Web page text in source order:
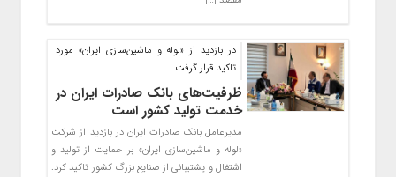
​در بازدید از «لوله و ماشین‌سازی ایران» مورد
تاکید قرار گرفت
ظرفیت‌های بانک صادرات ایران در
خدمت تولید کشور است
مدیرعامل بانک صادرات ایران در بازدید از شرکت
«لوله و ماشین‌سازی ایران» بر حمایت از تولید و
اشتغال و پشتیبانی از صنایع بزرگ کشور تاکید کرد.